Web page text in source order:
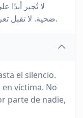
لا تُجبر
ضحية. لا تقبل تعريف أحد لحياتك، بل عرف نفسك بنفسك.
el silencio.
víctima. No
parte de nadie,